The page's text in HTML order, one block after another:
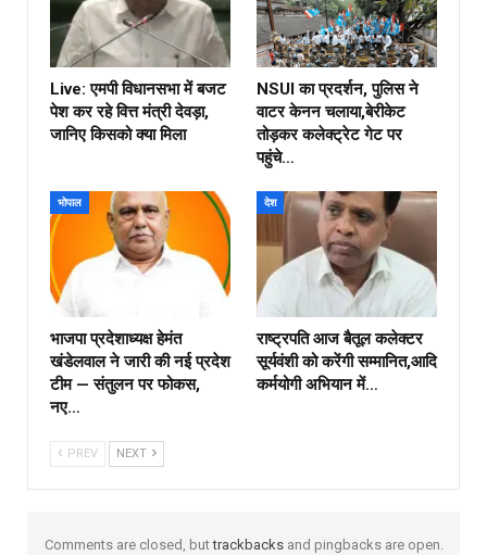
Live: एमपी विधानसभा में बजट
पेश कर रहे वित्त मंत्री देवड़ा,
जानिए किसको क्या मिला
NSUI का प्रदर्शन, पुलिस ने
वाटर केनन चलाया,बेरीकेट
तोड़कर कलेक्ट्रेट गेट पर
पहुंचे…
भोपाल
भाजपा प्रदेशाध्यक्ष हेमंत
खंडेलवाल ने जारी की नई प्रदेश
टीम — संतुलन पर फोकस,
नए…
देश
राष्ट्रपति आज बैतूल कलेक्टर
सूर्यवंशी को करेंगी सम्मानित,आदि
कर्मयोगी अभियान में…
PREV NEXT
Comments are closed, buttrackbacksand pingbacks are open.